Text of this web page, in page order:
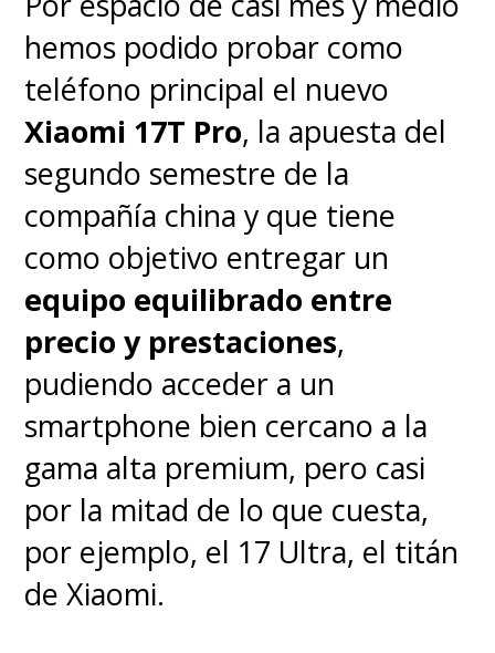
masterizado en Dolby Vision o
HDR, los destellos de luz, los
cielos al atardecer y los paisajes
adquieren una riqueza
cromática que realmente
sorprende, pero manteniendo
un tono realista que no llega a
sentirse artificialmente
saturado.
Si hablamos de videojuegos, más
allá de lo bien que rinden las
consolas de última generación
gracias a sus 144Hz y sus
puertos HDMI 2.1, quiero
hemos podido probar como
teléfono principal el nuevo
Xiaomi 17T Pro, la apuesta del
segundo semestre de la
compañía china y que tiene
como objetivo entregar un
equipo equilibrado entre
precio y prestaciones,
pudiendo acceder a un
smartphone bien cercano a la
gama alta premium, pero casi
por la mitad de lo que cuesta,
por ejemplo, el 17 Ultra, el titán
de Xiaomi.